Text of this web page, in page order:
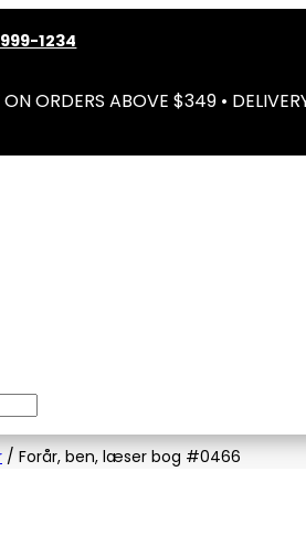
1234
ON ORDERS ABOVE $349 •
/ Forår, ben, læser bog #0466